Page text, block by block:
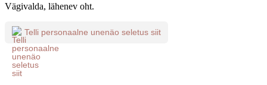
Vägivalda, lähenev oht.
Telli personaalne unenäo seletus siit